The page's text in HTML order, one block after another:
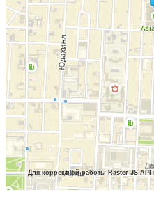
Для корректной работы Raster JS